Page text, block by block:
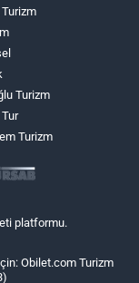
Turizm
Turizm
Tur
Turizm
platformu.
Obilet.com Turizm